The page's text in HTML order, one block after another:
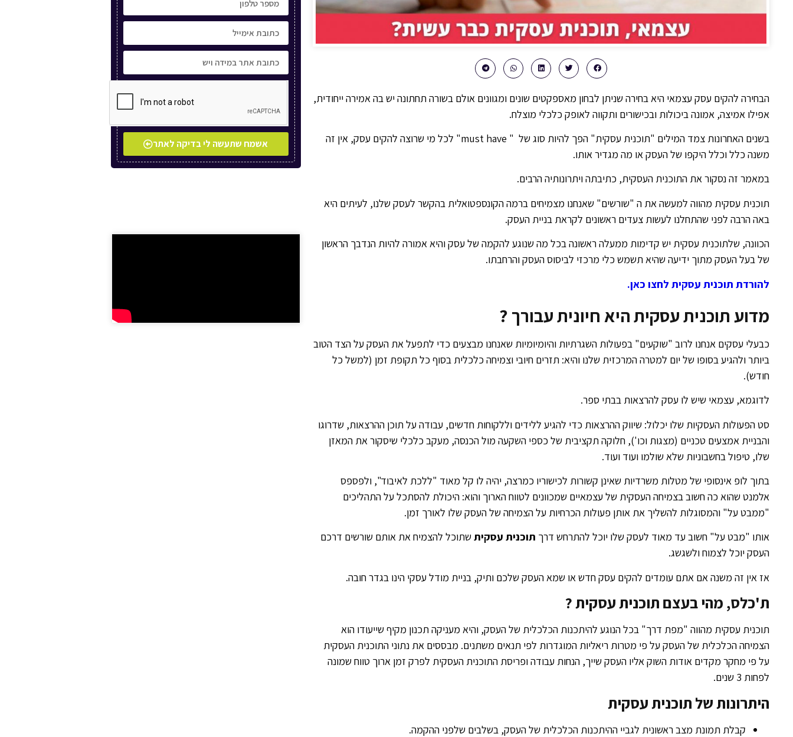
הבחירה להקים עסק עצמאי היא בחירה שניתן לבחון מאספקטים שונים ומגוונים אולם בשורה תחתונה יש בה אמירה ייחודית,
אפילו אמיצה, אמונה ביכולות ובכישורים ותקווה לאופק כלכלי מוצלח.
בשנים האחרונות צמד המילים "תוכנית עסקית" הפך להיות סוג של " must have" לכל מי שרוצה להקים עסק, אין זה
משנה כלל וכלל היקפו של העסק או מה מגדיר אותו.
במאמר זה נסקור את התוכנית העסקית, כתיבתה ויתרונותיה הרבים.
תוכנית עסקית מהווה למעשה את ה "שורשים" שאנחנו מצמיחים ברמה הקונספטואלית בהקשר לעסק שלנו, לעיתים היא
באה הרבה לפני שהתחלנו לעשות צעדים ראשונים לקראת בניית העסק.
הכוונה, שלתוכנית עסקית יש קדימות ממעלה ראשונה בכל מה שנוגע להקמה של עסק והיא אמורה להיות הנדבך הראשון
של בעל העסק מתוך ידיעה שהיא תשמש כלי מרכזי לביסוס העסק והרחבתו.
להורדת תוכנית עסקית לחצו כאן.
מדוע תוכנית עסקית היא חיונית עבורך ?
כבעלי עסקים אנחנו לרוב "שוקעים" בפעולות השגרתיות והיומיומיות שאנחנו מבצעים כדי לתפעל את העסק על הצד הטוב
ביותר ולהגיע בסופו של יום למטרה המרכזית שלנו והיא: תזרים חיובי וצמיחה כלכלית בסוף כל תקופת זמן (למשל כל
חודש).
לדוגמא, עצמאי שיש לו עסק להרצאות בבתי ספר.
סט הפעולות העסקיות שלו יכלול: שיווק ההרצאות כדי להגיע ללידים וללקוחות חדשים, עבודה על תוכן ההרצאות, שדרוגו
והבניית אמצעים טכניים (מצגות וכו'), חלוקה תקציבית של כספי השקעה מול הכנסה, מעקב כלכלי שיסקור את המאזן
שלו, טיפול בחשבוניות שלא שולמו ועוד ועוד.
בתוך לופ אינסופי של מטלות משרדיות שאינן קשורות לכישוריו כמרצה, יהיה לו קל מאוד "ללכת לאיבוד", ולפספס
אלמנט שהוא כה חשוב בצמיחה העסקית של עצמאיים שמכוונים לטווח הארוך והוא: היכולת להסתכל על התהליכים
"ממבט על" והמסוגלות להשליך את אותן פעולות הכרחיות על הצמיחה של העסק שלו לאורך זמן.
אותו "מבט על" חשוב עד מאוד לעסק שלו יוכל להתרחש דרך תוכנית עסקיתשתוכל להצמיח את אותם שורשים דרכם
העסק יוכל לצמוח ולשגשג.
אז אין זה משנה אם אתם עומדים להקים עסק חדש או שמא העסק שלכם ותיק, בניית מודל עסקי הינו בגדר חובה.
ת'כלס, מהי בעצם תוכנית עסקית ?
תוכנית עסקית מהווה "מפת דרך" בכל הנוגע להיתכנות הכלכלית של העסק, והיא מעניקה תכנון מקיף שייעודו הוא
הצמיחה הכלכלית של העסק על פי מטרות ריאליות המוגדרות לפי תנאים משתנים. מבססים את נתוני התוכנית העסקית
על פי מחקר מקדים אודות השוק אליו העסק שייך, הנחות עבודה ופריסת התוכנית העסקית לפרק זמן ארוך טווח שמונה
לפחות 3 שנים.
היתרונות של תוכנית עסקית
קבלת תמונת מצב ראשונית לגביי ההיתכנות הכלכלית של העסק, בשלבים שלפני ההקמה.
אשמח שתעשה לי בדיקה לאתר